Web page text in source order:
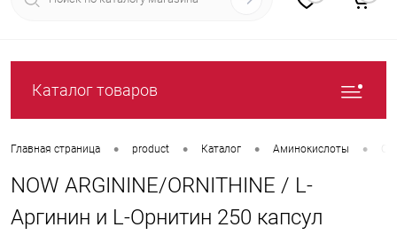
Каталог товаров
Главная страница • product • Каталог • Аминокислоты •
NOW ARGININE/ORNITHINE / L-
Аргинин и L-Орнитин 250 капсул